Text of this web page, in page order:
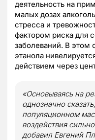
деятельность на
малых дозах
стресса и
фактором риска для
заболеваний. В этом
этанола
действием через
«Основываясь на
однозначно
популяционном
воздействия
добавил Евгений